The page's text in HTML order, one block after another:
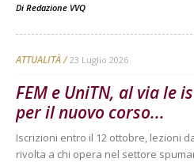
Di Redazione VVQ
ATTUALITÀ 23 Luglio 2026
FEM e UniTN, al via le
per il nuovo corso...
Iscrizioni entro il 12 ottobre, lezioni
rivolta a chi opera nel settore